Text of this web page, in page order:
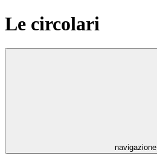
Le circolari
navigazione